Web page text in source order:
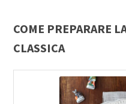
COME PREPARARE
CLASSICA